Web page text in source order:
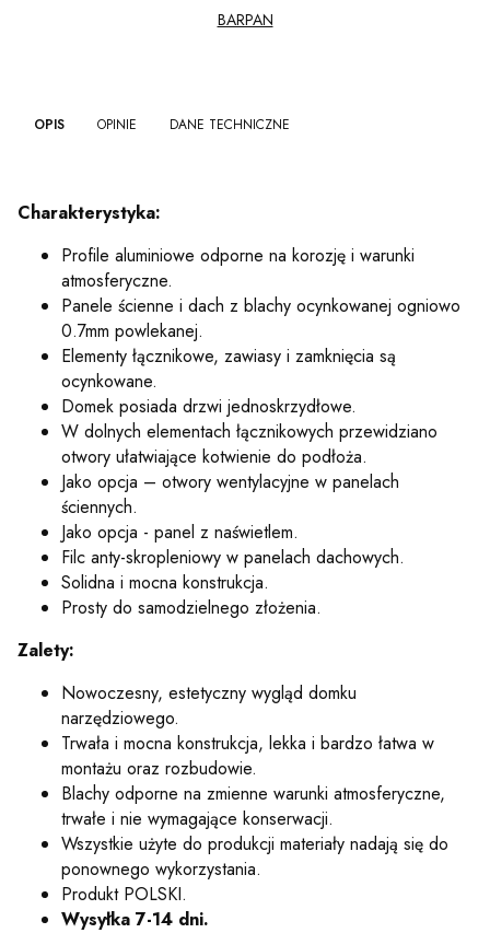
BARPAN
OPIS OPINIE DANE TECHNICZNE
Charakterystyka:
Profile aluminiowe odporne na korozję i warunki
atmosferyczne.
Panele ścienne i dach z blachy ocynkowanej ogniowo
0.7mm powlekanej.
Elementy łącznikowe, zawiasy i zamknięcia są
ocynkowane.
Domek posiada drzwi jednoskrzydłowe.
W dolnych elementach łącznikowych przewidziano
otwory ułatwiające kotwienie do podłoża.
Jako opcja – otwory wentylacyjne w panelach
ściennych.
Jako opcja - panel z naświetlem.
Filc anty-skropleniowy w panelach dachowych.
Solidna i mocna konstrukcja.
Prosty do samodzielnego złożenia.
Zalety:
Nowoczesny, estetyczny wygląd domku
narzędziowego.
Trwała i mocna konstrukcja, lekka i bardzo łatwa w
montażu oraz rozbudowie.
Blachy odporne na zmienne warunki atmosferyczne,
trwałe i nie wymagające konserwacji.
Wszystkie użyte do produkcji materiały nadają się do
ponownego wykorzystania.
Produkt POLSKI.
Wysyłka 7-14 dni.